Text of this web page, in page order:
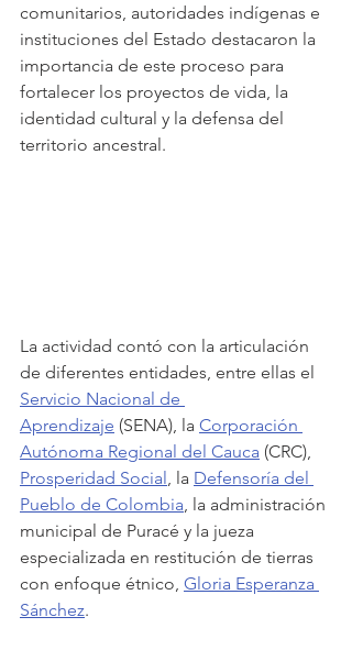
comunitarios, autoridades indígenas e
instituciones del Estado destacaron la
importancia de este proceso para
fortalecer los proyectos de vida, la
identidad cultural y la defensa del
territorio ancestral.
La actividad contó con la articulación
de diferentes entidades, entre ellas el
Servicio Nacional de
Aprendizaje (SENA), la Corporación
Autónoma Regional del Cauca (CRC),
Prosperidad Social, la Defensoría del
Pueblo de Colombia, la administración
municipal de Puracé y la jueza
especializada en restitución de tierras
con enfoque étnico, Gloria Esperanza
Sánchez.